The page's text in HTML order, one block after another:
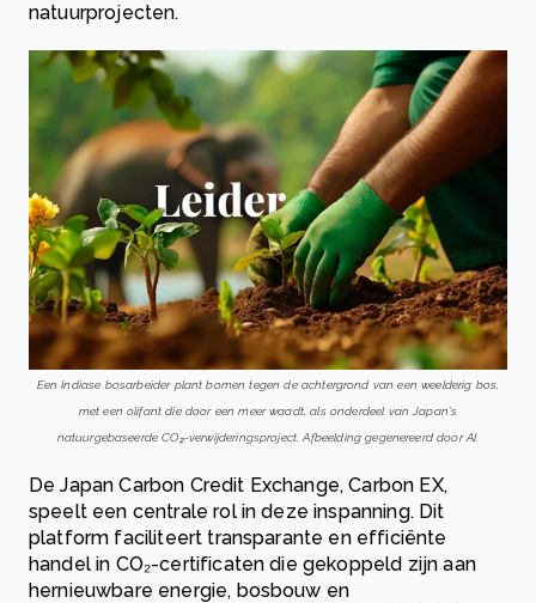
natuurprojecten.
Een Indiase bosarbeider plant bomen tegen de achtergrond van een weelderig bos,
met een olifant die door een meer waadt, als onderdeel van Japan's
natuurgebaseerde CO₂-verwijderingsproject. Afbeelding gegenereerd door AI.
De Japan Carbon Credit Exchange, Carbon EX,
speelt een centrale rol in deze inspanning. Dit
platform faciliteert transparante en efficiënte
handel in CO₂-certificaten die gekoppeld zijn aan
hernieuwbare energie, bosbouw en